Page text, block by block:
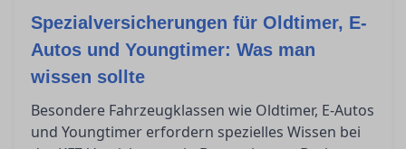
Spezialversicherungen für Oldtimer, E-
Autos und Youngtimer: Was man
wissen sollte
Besondere Fahrzeugklassen wie Oldtimer, E-Autos
und Youngtimer erfordern spezielles Wissen bei